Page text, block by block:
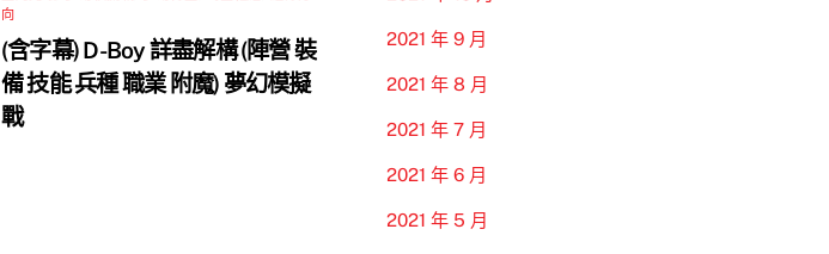
向
(含字幕) D-Boy 詳盡解構 (陣營 裝
備 技能 兵種 職業 附魔) 夢幻模擬
戰
2021 年 9 月
2021 年 8 月
2021 年 7 月
2021 年 6 月
2021 年 5 月